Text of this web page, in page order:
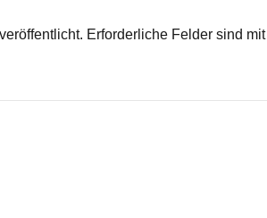
Erforderliche Felder sind mit